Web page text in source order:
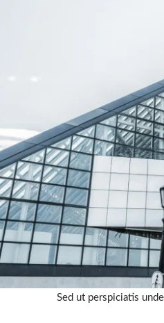
Sed ut perspiciatis